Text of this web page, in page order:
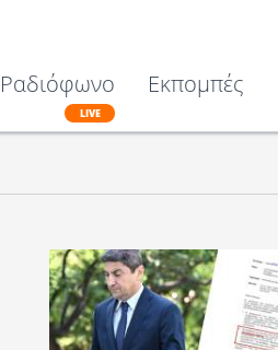
Ραδιόφωνο
LIVE
Εκπομπές